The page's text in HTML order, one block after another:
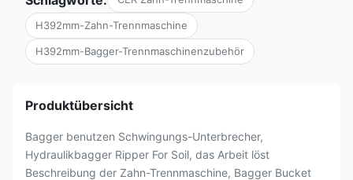
H392mm-Zahn-Trennmaschine
H392mm-Bagger-Trennmaschinenzubehör
Produktübersicht
Bagger benutzen Schwingungs-Unterbrecher,
Hydraulikbagger Ripper For Soil, das Arbeit löst
Beschreibung der Zahn-Trennmaschine, Bagger Bucket